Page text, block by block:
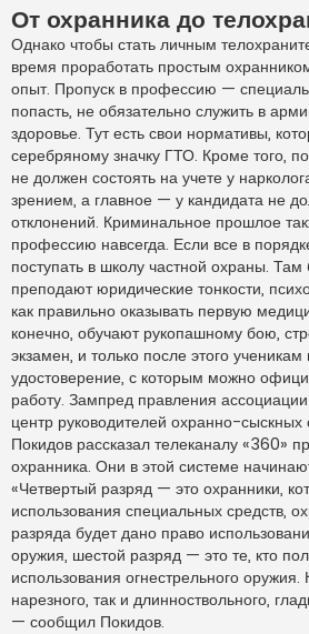
От охранника до
Однако чтобы стать личным
время проработать простым
опыт. Пропуск в профессию —
попасть, не обязательно служить в
здоровье. Тут есть свои нормативы,
серебряному значку ГТО. Кроме того,
не должен состоять на учете у
зрением, а главное — у кандидата не
отклонений. Криминальное прошлое
профессию навсегда. Если все в
поступать в школу частной охраны.
преподают юридические тонкости,
как правильно оказывать первую
конечно, обучают рукопашному бою,
экзамен, и только после этого
удостоверение, с которым можно
работу. Зампред правления
центр руководителей охранно-сыскных
Покидов рассказал телеканалу «360»
охранника. Они в этой системе
«Четвертый разряд — это охранники,
использования специальных средств,
разряда будет дано право
оружия, шестой разряд — это те, кто
использования огнестрельного оружия.
нарезного, так и длинноствольного,
— сообщил Покидов.